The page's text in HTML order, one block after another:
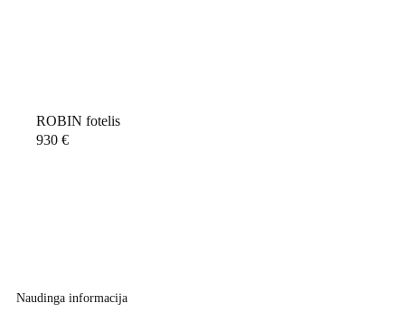
ROBIN fotelis
930 €
Naudinga informacija